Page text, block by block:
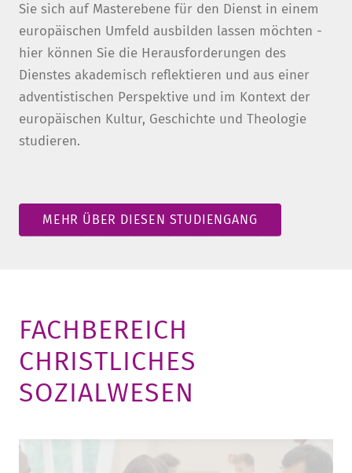
Sie sich auf Masterebene für den Dienst in einem
europäischen Umfeld ausbilden lassen möchten -
hier können Sie die Herausforderungen des
Dienstes akademisch reflektieren und aus einer
adventistischen Perspektive und im Kontext der
europäischen Kultur, Geschichte und Theologie
studieren.
MEHR ÜBER DIESEN STUDIENGANG
FACHBEREICH
CHRISTLICHES
SOZIALWESEN